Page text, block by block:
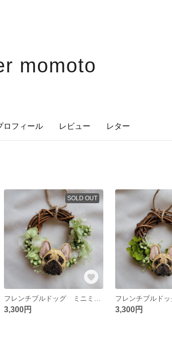
momoto
ロフィール レビュー レター
SOLD OUT
3,300円 3,300円